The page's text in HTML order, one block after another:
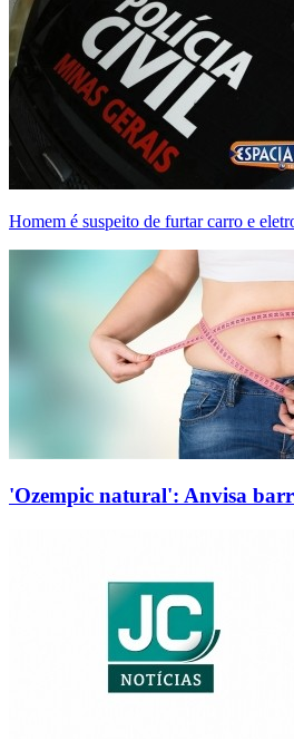
Homem é suspeito de furtar carro e
'Ozempic natural': Anvisa